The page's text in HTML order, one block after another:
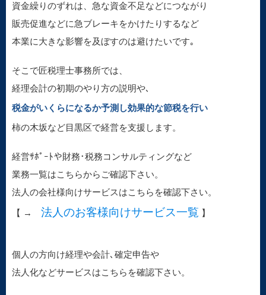
資金繰りのずれは、急な資金不足などにつながり
販売促進などに急ブレーキをかけたりするなど
本業に大きな影響を及ぼすのは避けたいです｡
そこで匠税理士事務所では、
経理会計の初期のやり方の説明や､
税金がいくらになるか予測し効果的な節税を行い
柿の木坂など目黒区で経営を支援します。
経営ｻﾎﾟｰﾄや財務･税務コンサルティングなど
業務一覧はこちらからご確認下さい。
法人の会社様向けサービスはこちらを確認下さい。
【 → 法人のお客様向けサービス一覧 】
個人の方向け経理や会計､確定申告や
法人化などサービスはこちらを確認下さい。